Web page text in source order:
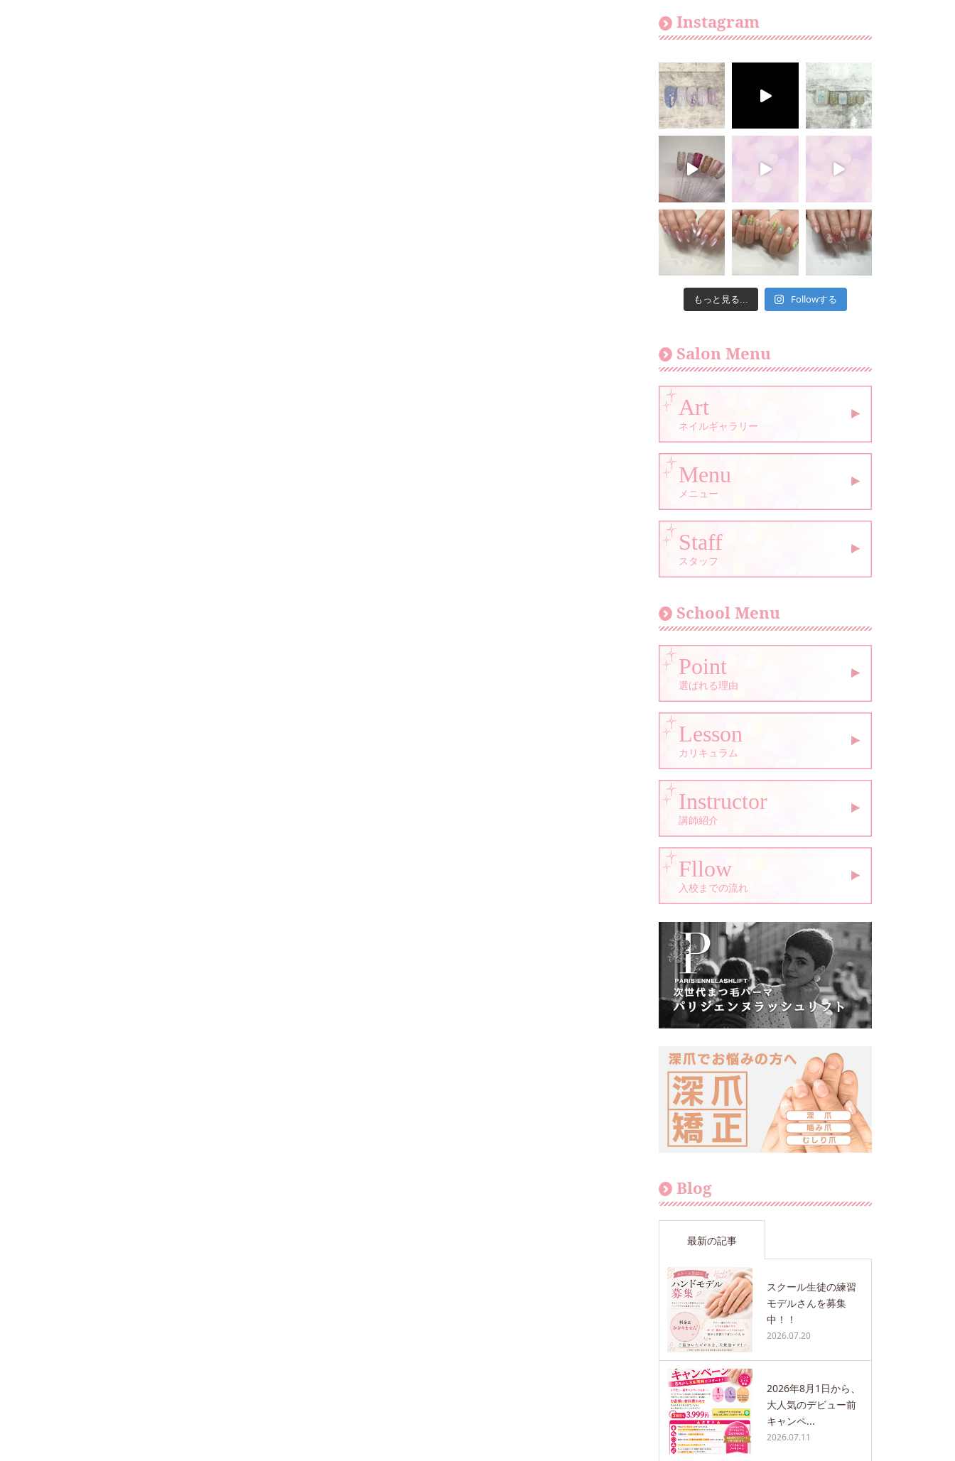
Instagram
もっと見る... Followする
Salon Menu
Art
ネイルギャラリー
Menu
メニュー
Staff
スタッフ
School Menu
Point
選ばれる理由
Lesson
カリキュラム
Instructor
講師紹介
Fllow
入校までの流れ
Blog
最新の記事
スクール生徒の練習
モデルさんを募集
中！！
2026.07.20
2026年8月1日から、
大人気のデビュー前
キャンペ...
2026.07.11